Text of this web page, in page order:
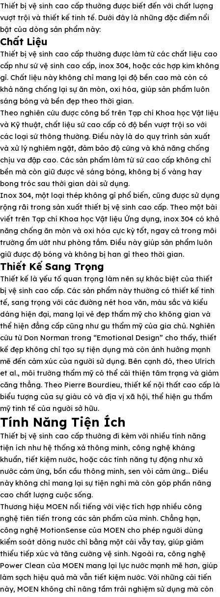
Thiết bị vệ sinh cao cấp thường được biết đến với chất lượng
vượt trội và thiết kế tinh tế. Dưới đây là những đặc điểm nổi
bật của dòng sản phẩm này:
Chất Liệu
Thiết bị vệ sinh cao cấp thường được làm từ các chất liệu cao
cấp như sứ vệ sinh cao cấp, inox 304, hoặc các hợp kim không
gỉ. Chất liệu này không chỉ mang lại độ bền cao mà còn có
khả năng chống lại sự ăn mòn, oxi hóa, giúp sản phẩm luôn
sáng bóng và bền đẹp theo thời gian.
Theo nghiên cứu được công bố trên Tạp chí Khoa học Vật liệu
và Kỹ thuật, chất liệu sứ cao cấp có độ bền vượt trội so với
các loại sứ thông thường. Điều này là do quy trình sản xuất
và xử lý nghiêm ngặt, đảm bảo độ cứng và khả năng chống
chịu va đập cao. Các sản phẩm làm từ sứ cao cấp không chỉ
bền mà còn giữ được vẻ sáng bóng, không bị ố vàng hay
bong tróc sau thời gian dài sử dụng.
Inox 304, một loại thép không gỉ phổ biến, cũng được sử dụng
rộng rãi trong sản xuất thiết bị vệ sinh cao cấp. Theo một bài
viết trên Tạp chí Khoa học Vật liệu Ứng dụng, inox 304 có khả
năng chống ăn mòn và oxi hóa cực kỳ tốt, ngay cả trong môi
trường ẩm ướt như phòng tắm. Điều này giúp sản phẩm luôn
giữ được độ bóng và không bị han gỉ theo thời gian.
Thiết Kế Sang Trọng
Thiết kế là yếu tố quan trọng làm nên sự khác biệt của thiết
bị vệ sinh cao cấp. Các sản phẩm này thường có thiết kế tinh
tế, sang trọng với các đường nét hoa văn, màu sắc và kiểu
dáng hiện đại, mang lại vẻ đẹp thẩm mỹ cho không gian và
thể hiện đẳng cấp cũng như gu thẩm mỹ của gia chủ. Nghiên
cứu từ Don Norman trong “Emotional Design” cho thấy, thiết
kế đẹp không chỉ tạo sự tiện dụng mà còn ảnh hưởng mạnh
mẽ đến cảm xúc của người sử dụng. Bên cạnh đó, theo Ulrich
et al., môi trường thẩm mỹ có thể cải thiện tâm trạng và giảm
căng thẳng. Theo Pierre Bourdieu, thiết kế nội thất cao cấp là
biểu tượng của sự giàu có và địa vị xã hội, thể hiện gu thẩm
mỹ tinh tế của người sở hữu.
Tính Năng Tiện Ích
Thiết bị vệ sinh cao cấp thường đi kèm với nhiều tính năng
tiện ích như hệ thống xả thông minh, công nghệ kháng
khuẩn, tiết kiệm nước, hoặc các tính năng tự động như xả
nước cảm ứng, bồn cầu thông minh, sen vòi cảm ứng… Điều
này không chỉ mang lại sự tiện nghi mà còn góp phần nâng
cao chất lượng cuộc sống.
Thương hiệu MOEN nổi tiếng với việc tích hợp nhiều công
nghệ tiên tiến trong các sản phẩm của mình. Chẳng hạn,
công nghệ MotionSense của MOEN cho phép người dùng
kiểm soát dòng nước chỉ bằng một cái vẫy tay, giúp giảm
thiểu tiếp xúc và tăng cường vệ sinh. Ngoài ra, công nghệ
Power Clean của MOEN mang lại lực nước mạnh mẽ hơn, giúp
làm sạch hiệu quả mà vẫn tiết kiệm nước. Với những cải tiến
này, MOEN không chỉ nâng tầm trải nghiệm sử dụng mà còn